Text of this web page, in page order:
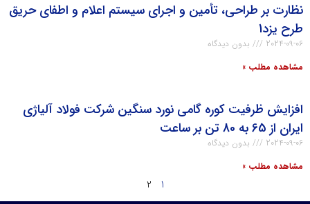
نظارت بر طراحی، تأمین و اجرای سیستم اعلام و اطفای حریق
طرح یزد1
2024-09-06
بدون دیدگاه
مشاهده مطلب »
افزایش ظرفیت کوره گامی نورد سنگین شرکت فولاد آلیاژی
ایران از 65 به 80 تن بر ساعت
2024-09-06
بدون دیدگاه
مشاهده مطلب »
1
2